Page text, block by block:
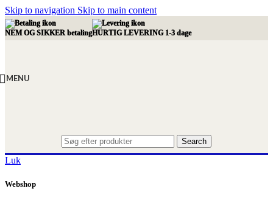
Skip to navigation Skip to main content
NEM OG SIKKER betalingHURTIG LEVERING 1-3 dage
MENU
Search
Luk
Webshop